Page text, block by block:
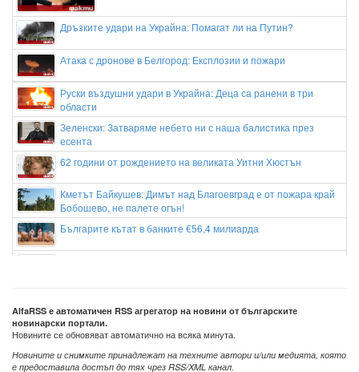
Дръзките удари на Украйна: Помагат ли на Путин?
Атака с дронове в Белгород: Експлозии и пожари
Руски въздушни удари в Украйна: Деца са ранени в три
области
Зеленски: Затваряме небето ни с наша балистика през
есента
62 години от рождението на великата Уитни Хюстън
Кметът Байкушев: Димът над Благоевград е от пожара край
Бобошево, не палете огън!
Българите кътат в банките €56,4 милиарда
AlfaRSS е автоматичен RSS агрегатор на новини от българските
новинарски портали.
Новините се обновяват автоматично на всяка минута.
Новините и снимките принадлежат на техните автори и/или медията, която
е предоставила достъп до тях чрез RSS/XML канал.